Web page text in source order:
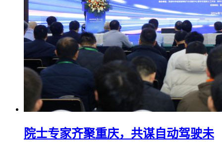
院士专家齐聚重庆，共谋自动驾驶未